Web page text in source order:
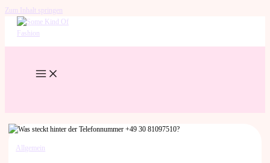
Zum Inhalt springen
Allgemein